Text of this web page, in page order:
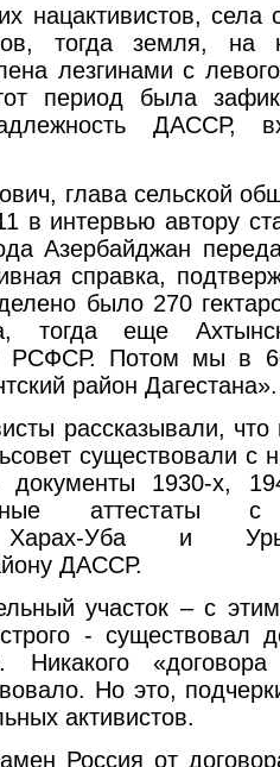
нацактивистов, села
тогда земля, на
лезгинами с
период была
ДАССР,
глава сельской
в интервью автору
Азербайджан
справка,
было 270
тогда еще
РСФСР. Потом мы в
район Дагестана».
рассказывали,
существовали с
документы 1930-х,
аттестаты с
Харах-Уба и
ДАССР.
участок – с
- существовал
Но это,
активистов.
Россия от